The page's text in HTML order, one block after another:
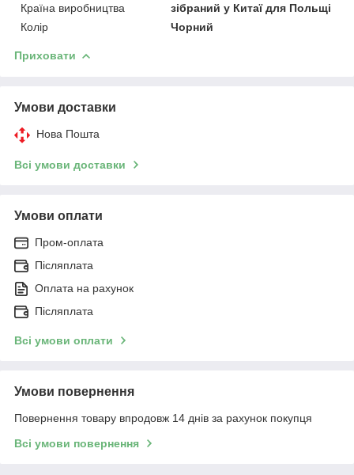
Країна виробництва
зібраний у Китаї для Польщі
Колір
Чорний
Приховати
Умови доставки
Нова Пошта
Всі умови доставки
Умови оплати
Пром-оплата
Післяплата
Оплата на рахунок
Післяплата
Всі умови оплати
Умови повернення
Повернення товару впродовж 14 днів за рахунок покупця
Всі умови повернення